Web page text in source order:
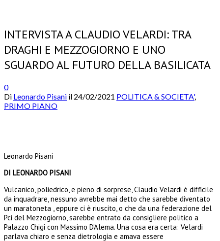
INTERVISTA A CLAUDIO VELARDI: TRA
DRAGHI E MEZZOGIORNO E UNO
SGUARDO AL FUTURO DELLA BASILICATA
0
Di Leonardo Pisani il 24/02/2021 POLITICA & SOCIETA',
PRIMO PIANO
Leonardo Pisani
DI LEONARDO PISANI
Vulcanico, poliedrico, e pieno di sorprese, Claudio Velardi è difficile
da inquadrare, nessuno avrebbe mai detto che sarebbe diventato
un maratoneta , eppure ci è riuscito, o che da una federazione del
Pci del Mezzogiorno, sarebbe entrato da consigliere politico a
Palazzo Chigi con Massimo D’Alema. Una cosa era certa: Velardi
parlava chiaro e senza dietrologia e amava essere